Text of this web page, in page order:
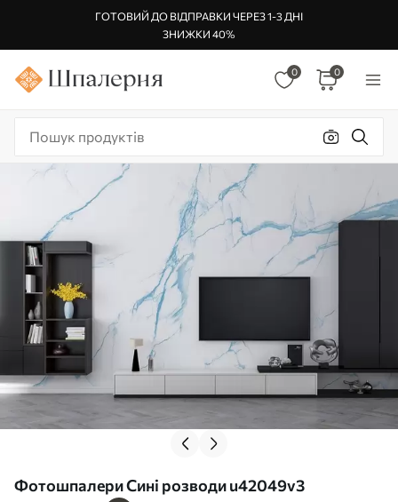
ГОТОВИЙ ДО ВІДПРАВКИ ЧЕРЕЗ 1-3 ДНІ
ЗНИЖКИ 40%
0 0
Фотошпалери Сині розводи u42049v3